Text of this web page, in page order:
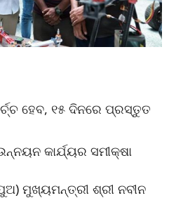
ହେବ, ୧୫ ଦିନରେ ପ୍ରସ୍ତୁତ
କାର୍ଯ୍ୟର ସମୀକ୍ଷା
ମୁଖ୍ୟମନ୍ତ୍ରୀ ଶ୍ରୀ ନବୀନ